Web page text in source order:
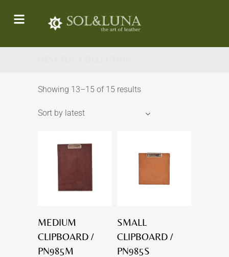
Showing 13–15 of 15 results
Sort by latest
MEDIUM
CLIPBOARD /
PN985M
SMALL
CLIPBOARD /
PN985S